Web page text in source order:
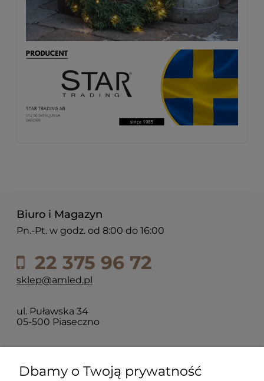
Biuro i Magazyn
Pn.-Pt. w godz. od 8:00 do 16:00
22 375 96 72
sklep@amled.pl
ul. Puławska 34
05-500 Piaseczno
Dla klientów
Dbamy o Twoją prywatność